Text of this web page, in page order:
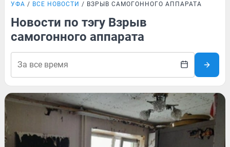
УФА ВСЕ НОВОСТИ ВЗРЫВ САМОГОННОГО АППАРАТА
Новости по тэгу Взрыв
самогонного аппарата